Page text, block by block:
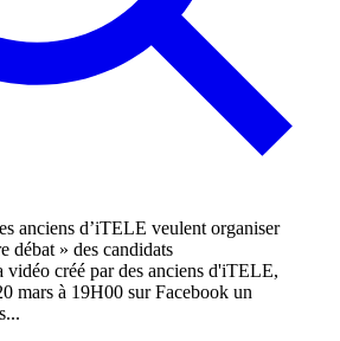
créé par des anciens d'iTELE,
mars à 19H00 sur Facebook un